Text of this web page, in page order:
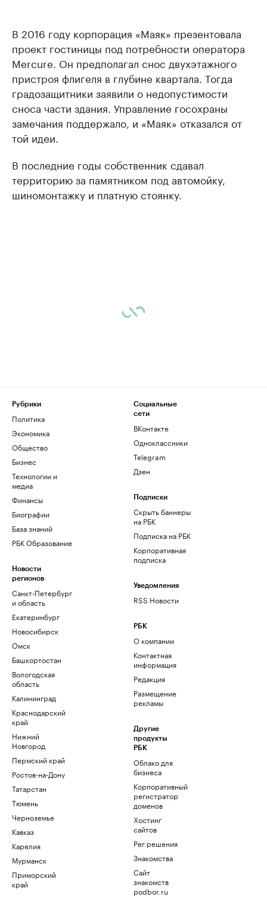
В 2016 году корпорация «Маяк» презентовала
проект гостиницы под потребности оператора
Mercure. Он предполагал снос двухэтажного
пристроя флигеля в глубине квартала. Тогда
градозащитники заявили о недопустимости
сноса части здания. Управление госохраны
замечания поддержало, и «Маяк» отказался от
той идеи.
В последние годы собственник сдавал
территорию за памятником под автомойку,
шиномонтажку и платную стоянку.
Рубрики
Политика
Экономика
Общество
Бизнес
Технологии и
медиа
Финансы
Биографии
База знаний
РБК Образование
Новости
регионов
Санкт-Петербург
и область
Екатеринбург
Новосибирск
Омск
Башкортостан
Вологодская
область
Калининград
Краснодарский
край
Нижний
Новгород
Пермский край
Ростов-на-Дону
Татарстан
Тюмень
Черноземье
Кавказ
Карелия
Мурманск
Приморский
край
Социальные
сети
ВКонтакте
Одноклассники
Telegram
Дзен
Подписки
Скрыть баннеры
на РБК
Подписка на РБК
Корпоративная
подписка
Уведомления
RSS Новости
РБК
О компании
Контактная
информация
Редакция
Размещение
рекламы
Другие
продукты
РБК
Облако для
бизнеса
Корпоративный
регистратор
доменов
Хостинг
сайтов
Рег.решения
Знакомства
Сайт
знакомств
podbor.ru